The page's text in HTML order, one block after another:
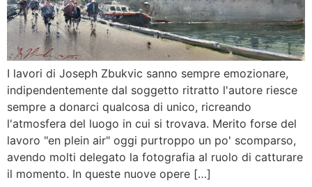
I lavori di Joseph Zbukvic sanno sempre emozionare,
indipendentemente dal soggetto ritratto l'autore riesce
sempre a donarci qualcosa di unico, ricreando
l'atmosfera del luogo in cui si trovava. Merito forse del
lavoro "en plein air" oggi purtroppo un po' scomparso,
avendo molti delegato la fotografia al ruolo di catturare
il momento. In queste nuove opere […]